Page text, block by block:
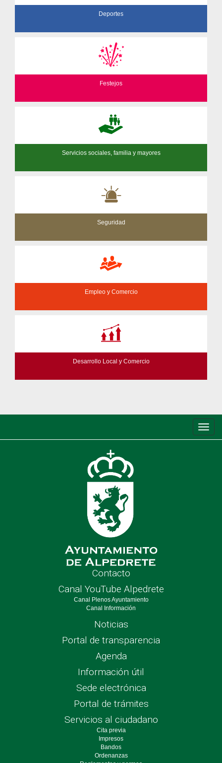
Deportes
Festejos
Servicios sociales, familia y mayores
Seguridad
Empleo y Comercio
Desarrollo Local y Comercio
de
Contacto
Canal YouTube Alpedrete
Canal Plenos Ayuntamiento
Canal Información
Noticias
Portal de transparencia
Agenda
Información útil
Sede electrónica
Portal de trámites
Servicios al ciudadano
Cita previa
Impresos
Bandos
Ordenanzas